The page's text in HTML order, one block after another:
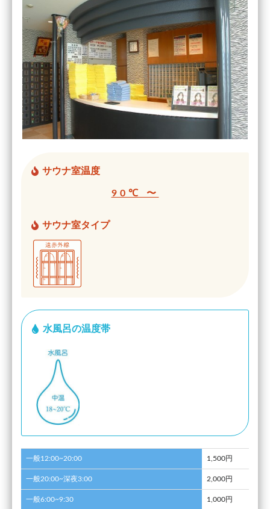
サウナ室温度
90℃ 〜
サウナ室タイプ
水風呂の温度帯
一般12:00~20:00 1,500円
一般20:00~深夜3:00 2,000円
一般6:00~9:30 1,000円